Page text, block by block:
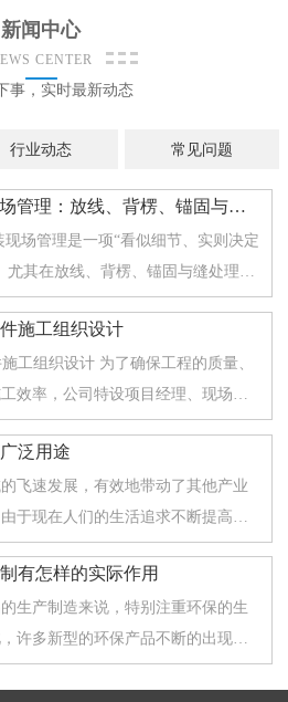
新闻中心
CENTER
事，实时最新动态
行业动态 常见问题
GRC安装现场管理：放线、背楞、锚固与缝处理的
现场管理是一项“看似细节、实则决定
尤其在放线、背楞、锚固与缝处理这
处偏差都可能在后续造成表面观感
齐甚至局部脱落
施工组织设计
工组织设计 为了确保工程的质量、
效率，公司特设项目经理、现场技
员、施工工长、安装队长、安装队
焊工、机具工、技
泛用途
飞速发展，有效地带动了其他产业
于现在人们的生活追求不断提高，
说，也有了不同的要求，为了满足
风格，使用了许多
有怎样的实际作用
生产制造来说，特别注重环保的生
许多新型的环保产品不断的出现在
了实际的使用要求，在建筑施工领